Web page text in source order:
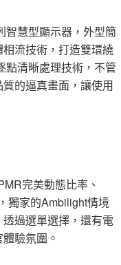
智慧型顯示器，外型簡
流技術，打造雙環繞
點清晰處理技術，不管
的逼真畫面，讓使用
完美動態比率、
獨家的Ambilight情境
過選單選擇，還有電
驗氛圍。